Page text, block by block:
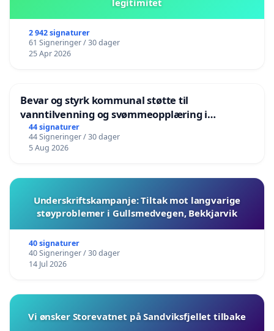
2 942 signaturer
61 Signeringer / 30 dager
25 Apr 2026
Bevar og styrk kommunal støtte til
vanntilvenning og svømmeopplæring i
barnehagene i Haugesund
44 signaturer
44 Signeringer / 30 dager
5 Aug 2026
Underskriftskampanje: Tiltak mot langvarige
støyproblemer i Gullsmedvegen, Bekkjarvik
40 signaturer
40 Signeringer / 30 dager
14 Jul 2026
Vi ønsker Storevatnet på Sandviksfjellet tilbake